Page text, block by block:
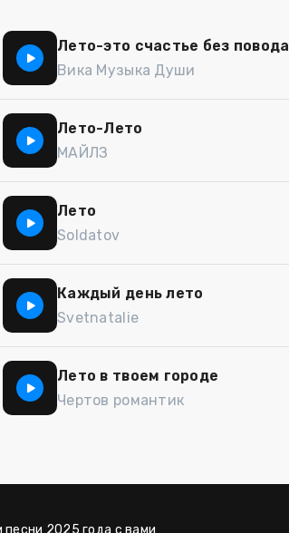
Лето-это счастье без повода
Вика Музыка Души
Лето-Лето
МАЙЛЗ
Лето
Soldatov
Каждый день лето
Svetnatalie
Лето в твоем городе
Чертов романтик